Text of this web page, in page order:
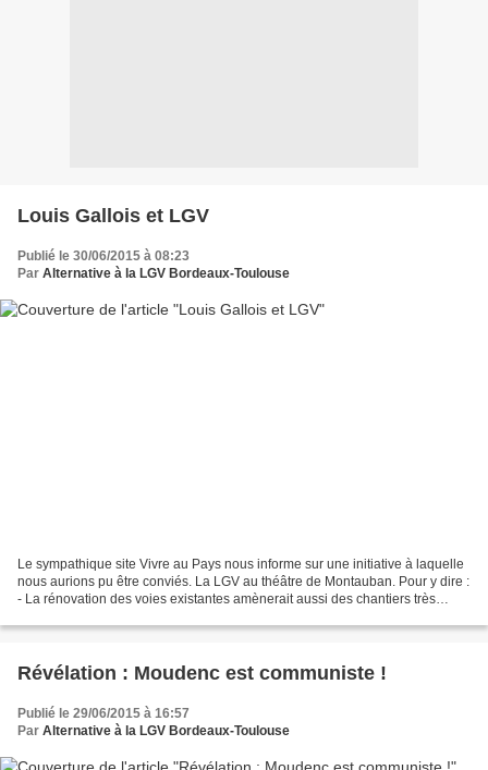
Louis Gallois et LGV
Publié le 30/06/2015 à 08:23
Par Alternative à la LGV Bordeaux-Toulouse
Le sympathique site Vivre au Pays nous informe sur une initiative à laquelle
nous aurions pu être conviés. La LGV au théâtre de Montauban. Pour y dire :
- La rénovation des voies existantes amènerait aussi des chantiers très
Révélation : Moudenc est communiste !
Publié le 29/06/2015 à 16:57
Par Alternative à la LGV Bordeaux-Toulouse